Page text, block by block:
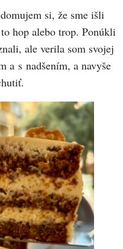
si, že sme išli
hop alebo trop. Ponúkli
ale verila som svojej
a s nadšením, a navyše